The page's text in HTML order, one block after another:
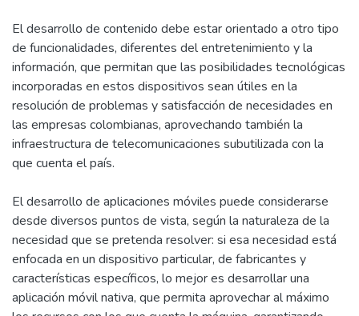
El desarrollo de contenido debe estar orientado a otro tipo
de funcionalidades, diferentes del entretenimiento y la
información, que permitan que las posibilidades tecnológicas
incorporadas en estos dispositivos sean útiles en la
resolución de problemas y satisfacción de necesidades en
las empresas colombianas, aprovechando también la
infraestructura de telecomunicaciones subutilizada con la
que cuenta el país.
El desarrollo de aplicaciones móviles puede considerarse
desde diversos puntos de vista, según la naturaleza de la
necesidad que se pretenda resolver: si esa necesidad está
enfocada en un dispositivo particular, de fabricantes y
características específicos, lo mejor es desarrollar una
aplicación móvil nativa, que permita aprovechar al máximo